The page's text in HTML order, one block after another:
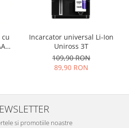
Incarcator universal Li-Ion
Uniross 3T
109,90 RON
89,90 RON
si promotiile noastre